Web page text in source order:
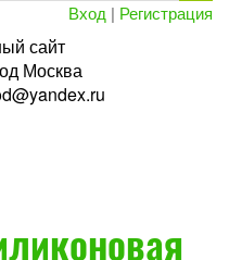
Вход | Регистрация
сайт
Москва